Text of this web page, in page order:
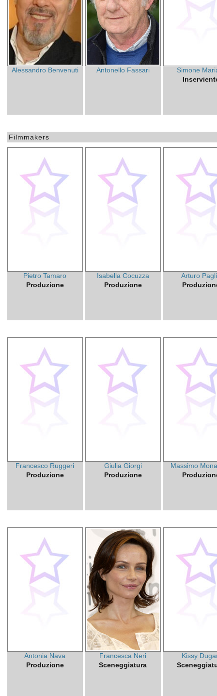
Alessandro Benvenuti Antonello Fassari
Simone
Filmmakers
Pietro Tamaro
Produzione
Isabella Cocuzza
Produzione
Arturo
Francesco Ruggeri
Produzione
Giulia Giorgi
Produzione
Massimo
Antonia Nava
Produzione
Francesca Neri
Sceneggiatura
Kissy